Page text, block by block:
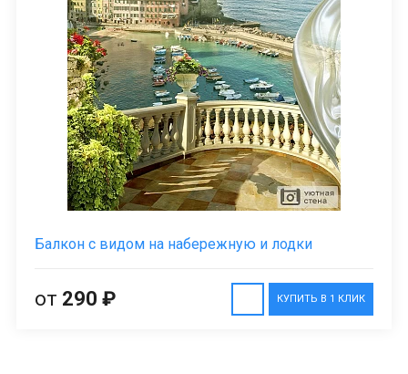
Балкон с видом на набережную и лодки
КУПИТЬ В 1 КЛИК
от 290 ₽